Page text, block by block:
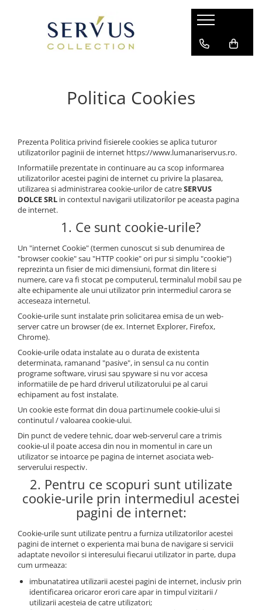
Politica Cookies
Prezenta Politica privind fisierele cookies se aplica tuturor
utilizatorilor paginii de internet https://www.lumanariservus.ro.
Informatiile prezentate in continuare au ca scop informarea
utilizatorilor acestei pagini de internet cu privire la plasarea,
utilizarea si administrarea cookie-urilor de catreSERVUS
DOLCE SRL in contextul navigarii utilizatorilor pe aceasta pagina
de internet.
1. Ce sunt cookie-urile?
Un "internet Cookie" (termen cunoscut si sub denumirea de
"browser cookie" sau "HTTP cookie" ori pur si simplu "cookie")
reprezinta un fisier de mici dimensiuni, format din litere si
numere, care va fi stocat pe computerul, terminalul mobil sau pe
alte echipamente ale unui utilizator prin intermediul carora se
acceseaza internetul.
Cookie-urile sunt instalate prin solicitarea emisa de un web-
server catre un browser (de ex. Internet Explorer, Firefox,
Chrome).
Cookie-urile odata instalate au o durata de existenta
determinata, ramanand "pasive", in sensul ca nu contin
programe software, virusi sau spyware si nu vor accesa
informatiile de pe hard driverul utilizatorului pe al carui
echipament au fost instalate.
Un cookie este format din doua parti:numele cookie-ului si
continutul / valoarea cookie-ului.
Din punct de vedere tehnic, doar web-serverul care a trimis
cookie-ul il poate accesa din nou in momentul in care un
utilizator se intoarce pe pagina de internet asociata web-
serverului respectiv.
2. Pentru ce scopuri sunt utilizate
cookie-urile prin intermediul acestei
pagini de internet:
Cookie-urile sunt utilizate pentru a furniza utilizatorilor acestei
pagini de internet o experienta mai buna de navigare si servicii
adaptate nevoilor si interesului fiecarui utilizator in parte, dupa
cum urmeaza:
imbunatatirea utilizarii acestei pagini de internet, inclusiv prin
identificarea oricaror erori care apar in timpul vizitarii /
utilizarii acesteia de catre utilizatori;